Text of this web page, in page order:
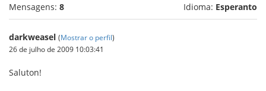
Mensagens: 8 Idioma: Esperanto
darkweasel (Mostrar o perfil)
26 de julho de 2009 10:03:41
Saluton!